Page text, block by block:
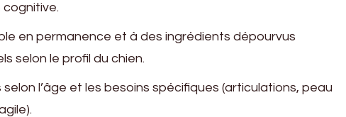
en permanence et à des ingrédients dépourvus
selon le profil du chien.
l’âge et les besoins spécifiques (articulations, peau